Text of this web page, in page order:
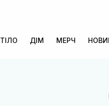
ТІЛО ДІМ МЕРЧ